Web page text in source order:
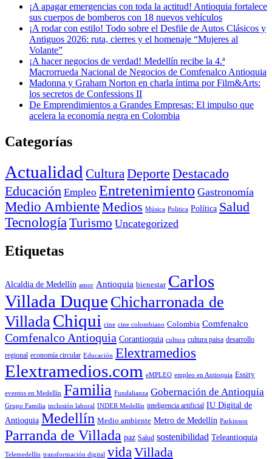
¡A apagar emergencias con toda la actitud! Antioquia fortalece
sus cuerpos de bomberos con 18 nuevos vehículos
¡A rodar con estilo! Todo sobre el Desfile de Autos Clásicos y
Antiguos 2026: ruta, cierres y el homenaje “Mujeres al
Volante”
¡A hacer negocios de verdad! Medellín recibe la 4.ª
Macrorrueda Nacional de Negocios de Comfenalco Antioquia
Madonna y Graham Norton en charla íntima por Film&Arts:
los secretos de Confessions II
De Emprendimientos a Grandes Empresas: El impulso que
acelera la economía negra en Colombia
Categorías
Actualidad CulturaDeporte Destacado
Educación Empleo Entretenimiento Gastronomía
Medio AmbienteMedios Música Politica Política Salud
Tecnología Turismo Uncategorized
Etiquetas
Alcaldia de Medellín amor Antioquia bienestar Carlos
Villada Duque Chicharronada de
Villada Chiqui cine cine colombiano Colombia Comfenalco
Comfenalco Antioquia Corantioquia cultura cultura paisa desarrollo
regional economía circular Educación Elextramedios
Elextramedios.com eMPLEO empleo en Antioquia Essity
eventos en Medellín Familia Fundalianza Gobernación de Antioquia
Grupo Familia inclusión laboral INDER Medellín inteligencia artificial IU Digital de
Antioquia Medellín Medio ambiente Metro de Medellín Parkinson
Parranda de Villada paz Salud sostenibilidad Teleantioquia
Telemedellín transformación digital vida Villada